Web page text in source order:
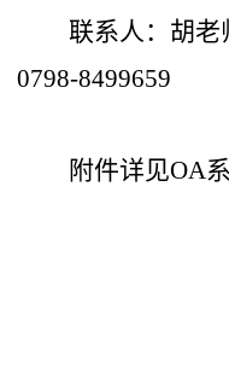
联系人：胡老
0798-8499659
附件详见OA